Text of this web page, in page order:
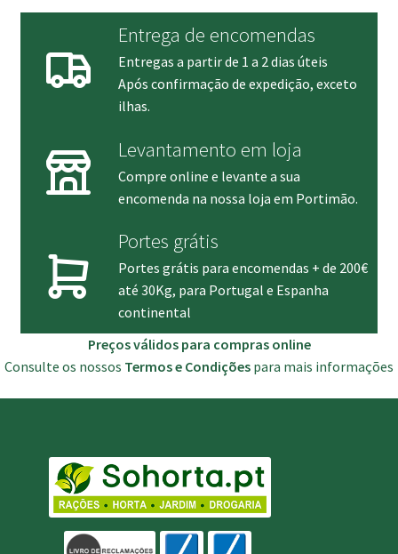
Entrega de encomendas
Entregas a partir de 1 a 2 dias úteis
Após confirmação de expedição, exceto
ilhas.
Levantamento em loja
Compre online e levante a sua
encomenda na nossa loja em Portimão.
Portes grátis
Portes grátis para encomendas + de 200€
até 30Kg, para Portugal e Espanha
continental
Preços válidos para compras online
Consulte os nossos Termos e Condições para mais informações